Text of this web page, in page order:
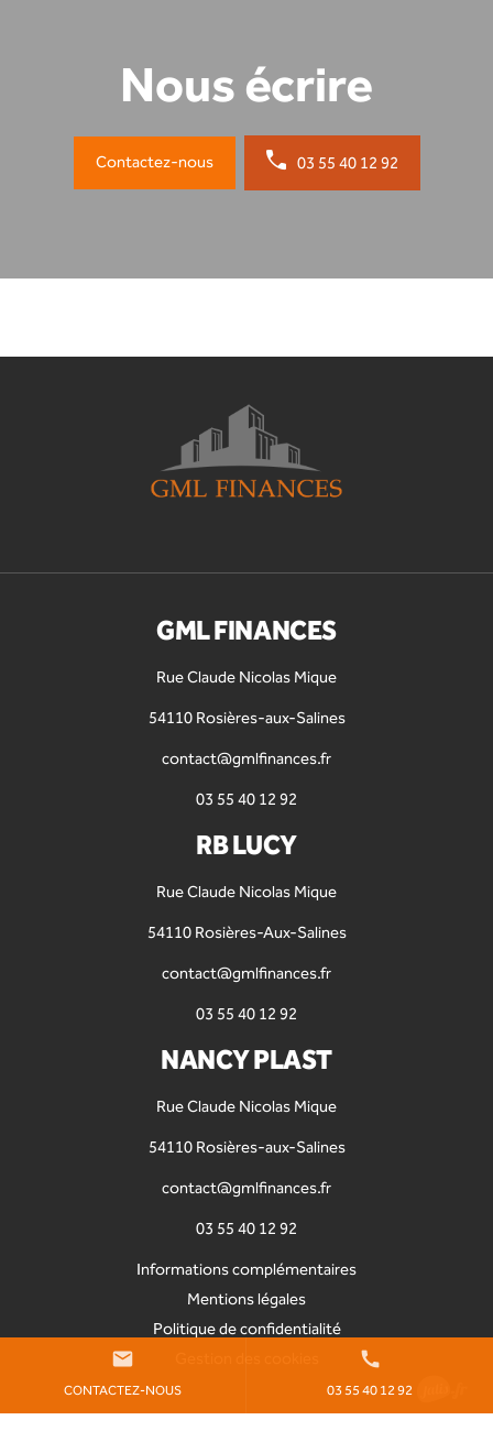
Nous écrire
Contactez-nous 03 55 40 12 92
mail
CONTACTEZ-NOUS
call
03 55 40 12 92
GML FINANCES
Rue Claude Nicolas Mique
54110 Rosières-aux-Salines
contact@gmlfinances.fr
03 55 40 12 92
RB LUCY
Rue Claude Nicolas Mique
54110 Rosières-Aux-Salines
contact@gmlfinances.fr
03 55 40 12 92
NANCY PLAST
Rue Claude Nicolas Mique
54110 Rosières-aux-Salines
contact@gmlfinances.fr
03 55 40 12 92
Informations complémentaires
Mentions légales
Politique de confidentialité